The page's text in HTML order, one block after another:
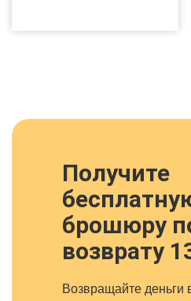
Получите
брошюру
возврату
Возвращайте деньги